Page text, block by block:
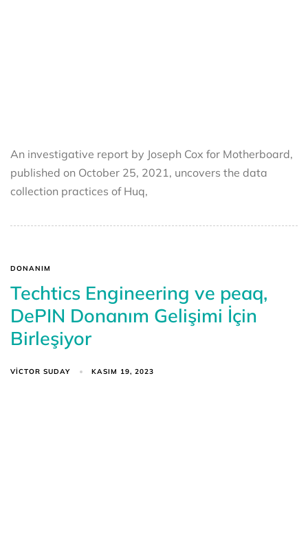
An investigative report by Joseph Cox for Motherboard,
published on October 25, 2021, uncovers the data
collection practices of Huq,
DONANIM
Techtics Engineering ve peaq,
DePIN Donanım Gelişimi İçin
Birleşiyor
VICTOR SUDAY KASIM 19, 2023